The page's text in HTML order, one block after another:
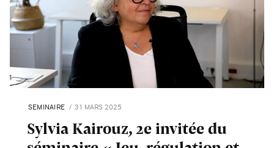
SEMINAIRE 31 MARS 2025
Sylvia Kairouz, 2e invitée du